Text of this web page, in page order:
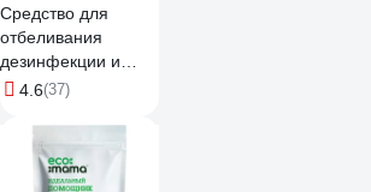
Средство для
отбеливания
дезинфекции и
уборки LAIMA 5л
PROFESSIONAL
606747
4.6(37)